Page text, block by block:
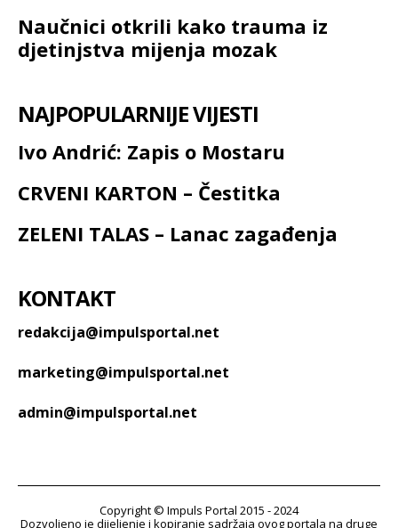
Naučnici otkrili kako trauma iz
djetinjstva mijenja mozak
NAJPOPULARNIJE VIJESTI
Ivo Andrić: Zapis o Mostaru
CRVENI KARTON – Čestitka
ZELENI TALAS – Lanac zagađenja
KONTAKT
redakcija@impulsportal.net
marketing@impulsportal.net
admin@impulsportal.net
Copyright © Impuls Portal 2015 - 2024
Dozvoljeno je dijeljenje i kopiranje sadržaja ovog portala na druge